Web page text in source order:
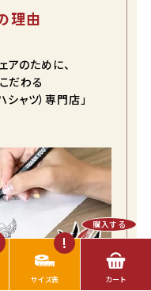
購入する
理由
アのために、
だわる
シャツ）専門店」